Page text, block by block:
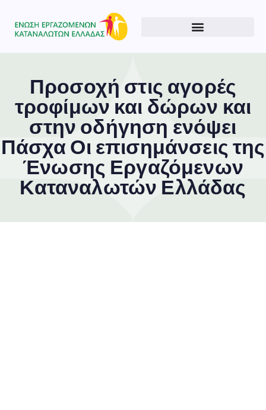
Προσοχή στις αγορές
τροφίμων και δώρων και
στην οδήγηση ενόψει
Πάσχα Οι επισημάνσεις της
Ένωσης Εργαζόμενων
Καταναλωτών Ελλάδας